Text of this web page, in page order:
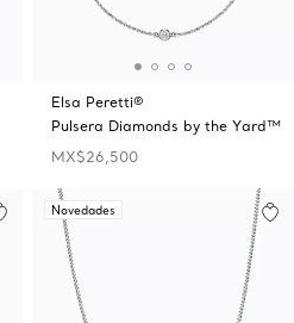
Elsa Peretti®
Pulsera Diamonds by the Yard™
MX$26,500
Novedades